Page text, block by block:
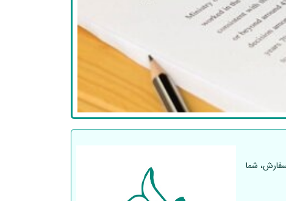
شما